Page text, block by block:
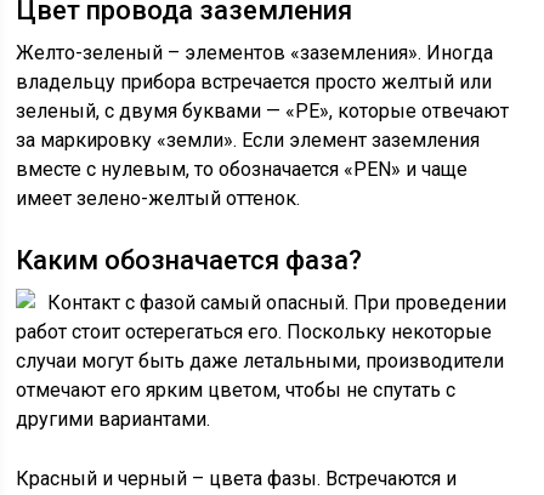
Цвет провода заземления
Желто-зеленый – элементов «заземления». Иногда
владельцу прибора встречается просто желтый или
зеленый, с двумя буквами — «РЕ», которые отвечают
за маркировку «земли». Если элемент заземления
вместе с нулевым, то обозначается «PEN» и чаще
имеет зелено-желтый оттенок.
Каким обозначается фаза?
Контакт с фазой самый опасный. При проведении
работ стоит остерегаться его. Поскольку некоторые
случаи могут быть даже летальными, производители
отмечают его ярким цветом, чтобы не спутать с
другими вариантами.
Красный и черный – цвета фазы. Встречаются и